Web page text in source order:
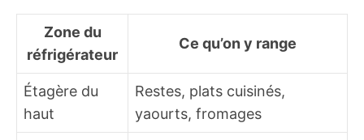
Zone du
réfrigérateur
Ce qu’on y range
Étagère du
haut
Restes, plats cuisinés,
yaourts, fromages